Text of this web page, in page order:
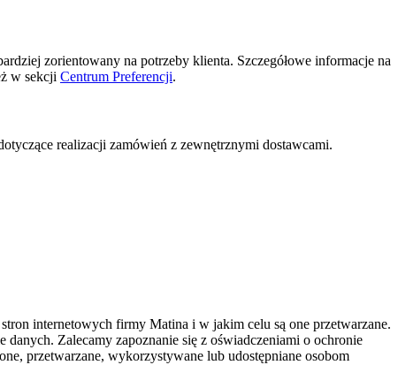
zorientowany na potrzeby klienta. Szczegółowe informacje na
w sekcji Centrum Preferencji.
realizacji zamówień z zewnętrznymi dostawcami.
internetowych firmy Matina i w jakim celu są one przetwarzane.
Zalecamy zapoznanie się z oświadczeniami o ochronie
przetwarzane, wykorzystywane lub udostępniane osobom